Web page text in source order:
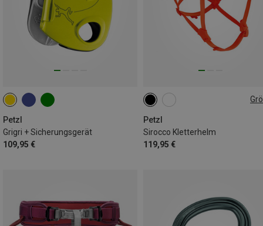
Petzl
Grigri + Sicherungsgerät
109,95 €
Petzl
Sirocco Kletterhelm
119,95 €
48-58CM